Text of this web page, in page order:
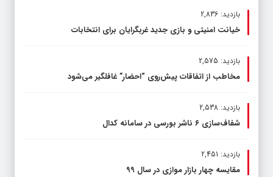
بازدید: 2,836
خیانت امنیتی و بازی جدید غربگرایان برای انتخابات
بازدید: 2,575
مخاطب از اتفاقات پیش‌روی “احضار” غافلگیر می‌شود
بازدید: 2,538
شفاف‌سازی ۶ ناشر بورسی در سامانه کدال
بازدید: 2,451
مقایسه چهار بازار موازی در سال ۹۹